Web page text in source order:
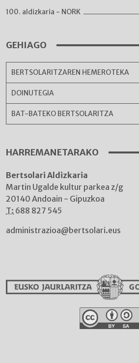
100. aldizkaria - NORK
GEHIAGO
BERTSOLARITZAREN HEMEROTEKA
DOINUTEGIA
BAT-BATEKO BERTSOLARITZA
HARREMANETARAKO
Bertsolari Aldizkaria
Martin Ugalde kultur parkea z/g
20140 Andoain - Gipuzkoa
T: 688 827 545
administrazioa@bertsolari.eus